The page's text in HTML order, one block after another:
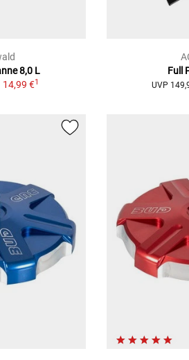
8,0 L
14,99 €1
Full
UVP